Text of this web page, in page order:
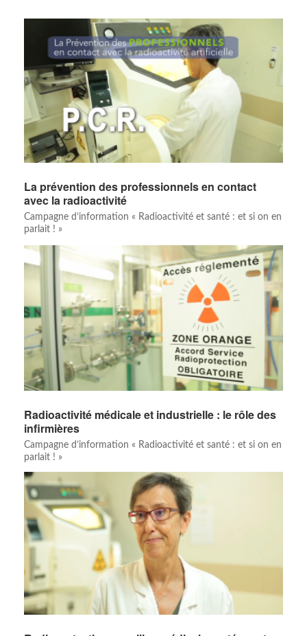
La prévention des professionnels en contact
avec la radioactivité
Campagne d’information « Radioactivité et santé : et si on en
parlait ! »
Radioactivité médicale et industrielle : le rôle des
infirmières
Campagne d’information « Radioactivité et santé : et si on en
parlait ! »